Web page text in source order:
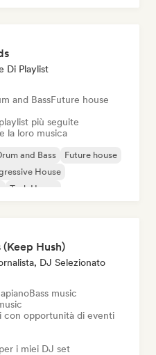
Di Playlist
and BassFuture house
più seguite
la loro musica
and Bass
Future house
House
Tech House
Hush)
DJ Selezionato
Bass music
opportunità di eventi
i miei DJ set